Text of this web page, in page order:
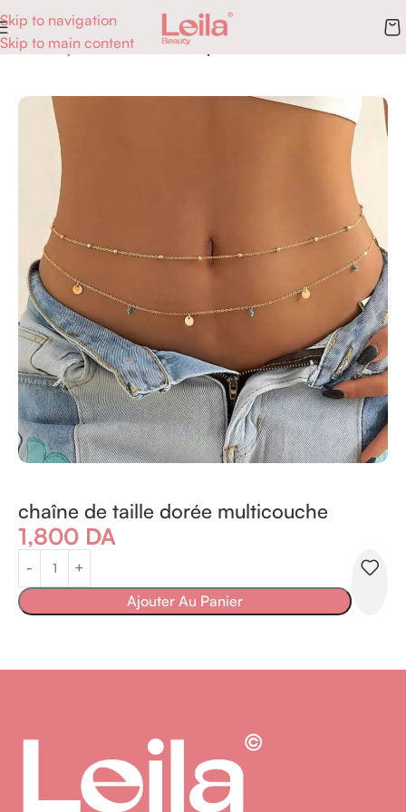
Skip to navigation
Skip to main content
Accueil Bijoux Accessoires corps
chaîne de taille dorée multicouche
1,800 DA
Ajouter Au Panier